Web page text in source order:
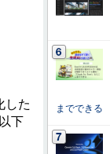
した
下
までできる